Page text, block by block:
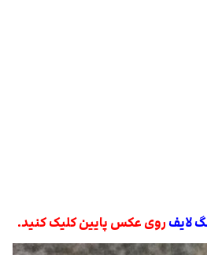
روی عکس پایین کلیک کنید.